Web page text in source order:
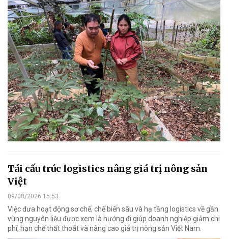
Tái cấu trúc logistics nâng giá trị nông sản
Việt
09/08/2026 15:53
Việc đưa hoạt động sơ chế, chế biến sâu và hạ tầng logistics về gần
vùng nguyên liệu được xem là hướng đi giúp doanh nghiệp giảm chi
phí, hạn chế thất thoát và nâng cao giá trị nông sản Việt Nam.